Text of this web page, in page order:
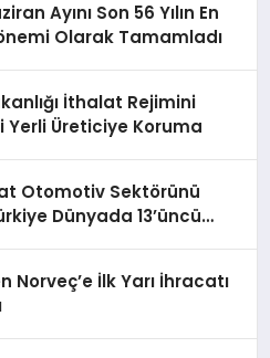
Ayını Son 56 Yılın En
Olarak Tamamladı
İthalat Rejimini
Yerli Üreticiye Koruma
Otomotiv Sektörünü
Dünyada 13’üncü
Norveç’e İlk Yarı İhracatı